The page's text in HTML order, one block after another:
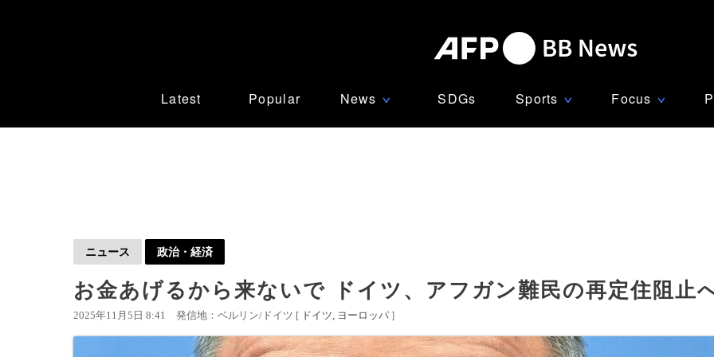
Latest Popular News ∨ SDGs Sports ∨ Focus ∨
ニュース 政治・経済
お金あげるから来ないで ドイツ、アフガン難民の再定住阻止
2025年11月5日 8:41 発信地：ベルリン/ドイツ [ ドイツ ヨーロッパ ]